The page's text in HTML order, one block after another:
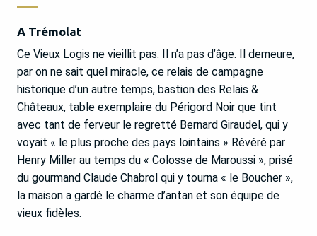
A Trémolat
Ce Vieux Logis ne vieillit pas. Il n’a pas d’âge. Il demeure,
par on ne sait quel miracle, ce relais de campagne
historique d’un autre temps, bastion des Relais &
Châteaux, table exemplaire du Périgord Noir que tint
avec tant de ferveur le regretté Bernard Giraudel, qui y
voyait « le plus proche des pays lointains » Révéré par
Henry Miller au temps du « Colosse de Maroussi », prisé
du gourmand Claude Chabrol qui y tourna « le Boucher »,
la maison a gardé le charme d’antan et son équipe de
vieux fidèles.